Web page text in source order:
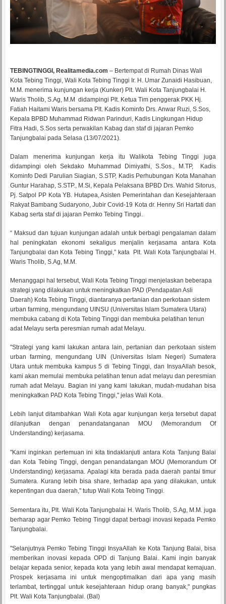
TEBINGTINGGI, Realitamedia.com – Bertempat di Rumah Dinas Wali
Kota Tebing Tinggi, Wali Kota Tebing Tinggi Ir. H. Umar Zunaidi Hasibuan,
M.M. menerima kunjungan kerja (Kunker) Plt. Wali Kota Tanjungbalai H.
Waris Tholib, S.Ag, M.M didampingi Plt. Ketua Tim penggerak PKK Hj.
Fatiah Haitami Waris bersama Plt. Kadis Kominfo Drs. Anwar Ruzi, S.Sos,
Kepala BPBD Muhammad Ridwan Parinduri, Kadis Lingkungan Hidup
Fitra Hadi, S.Sos serta perwakilan Kabag dan staf di jajaran Pemko
Tanjungbalai pada Selasa (13/07/2021).
Dalam menerima kunjungan kerja itu Walikota Tebing Tinggi juga
didampingi oleh Sekdako Muhammad Dimiyathi, S.Sos., M.TP, Kadis
Kominfo Dedi Parulian Siagian, S.STP, Kadis Perhubungan Kota Manahan
Guntur Harahap, S.STP., M.Si, Kepala Pelaksana BPBD Drs. Wahid Sitorus,
Pj. Satpol PP Kota YB. Hutapea, Asisten Pemerintahan dan Kesejahteraan
Rakyat Bambang Sudaryono, Jubir Covid-19 Kota dr. Henny Sri Hartati dan
Kabag serta staf di jajaran Pemko Tebing Tinggi.
“ Maksud dan tujuan kunjungan adalah untuk berbagi pengalaman dalam
hal peningkatan ekonomi sekaligus menjalin kerjasama antara Kota
Tanjungbalai dan Kota Tebing Tinggi,” kata Plt. Wali Kota Tanjungbalai H.
Waris Tholib, S.Ag, M.M.
Menanggapi hal tersebut, Wali Kota Tebing Tinggi menjelaskan beberapa
strategi yang dilakukan untuk meningkatkan PAD (Pendapatan Asli
Daerah) Kota Tebing Tinggi, diantaranya pertanian dan perkotaan sistem
urban farming, mengundang UINSU (Universitas Islam Sumatera Utara)
membuka cabang di Kota Tebing Tinggi dan membuka pelatihan tenun
adat Melayu serta peresmian rumah adat Melayu.
"Strategi yang kami lakukan antara lain, pertanian dan perkotaan sistem
urban farming, mengundang UIN (Universitas Islam Negeri) Sumatera
Utara untuk membuka kampus 5 di Tebing Tinggi, dan InsyaAllah besok,
kami akan memulai membuka pelatihan tenun adat melayu dan peresmian
rumah adat Melayu. Bagian ini yang kami lakukan, mudah-mudahan bisa
meningkatkan PAD Kota Tebing Tinggi," jelas Wali Kota.
Lebih lanjut ditambahkan Wali Kota agar kunjungan kerja tersebut dapat
dilanjutkan dengan penandatanganan MOU (Memorandum Of
Understanding) kerjasama.
"Kami inginkan pertemuan ini kita tindaklanjuti antara Kota Tanjung Balai
dan Kota Tebing Tinggi, dengan penandatangan MOU (Memorandum Of
Understanding) kerjasama. Apalagi kita berada pada daerah pantai timur
Sumatera. Kurang lebih bisa share, terhadap apa yang dilakukan, untuk
kepentingan dua daerah," tutup Wali Kota Tebing Tinggi.
Sementara itu, Plt. Wali Kota Tanjungbalai H. Waris Tholib, S.Ag, M.M. juga
berharap agar Pemko Tebing Tinggi dapat berbagi inovasi kepada Pemko
Tanjungbalai.
"Selanjutnya Pemko Tebing Tinggi InsyaAllah ke Kota Tanjung Balai, bisa
memberikan inovasi kepada OPD di Tanjung Balai. Kami ingin banyak
belajar kepada senior, kepada kota yang lebih awal mendapat kemajuan.
Prospek kerjasama ini untuk mengoptimalkan dari apa yang masih
terlambat, tertinggal untuk kesejahteraan hidup orang banyak," pungkas
Plt. Wali Kota Tanjungbalai. (Bal)